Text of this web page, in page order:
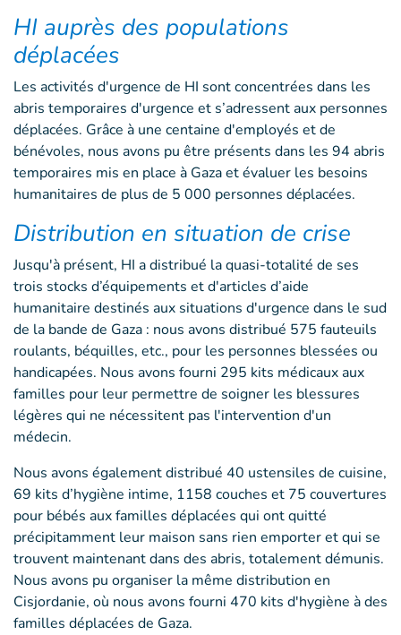
HI auprès des populations
déplacées
Les activités d'urgence de HI sont concentrées dans les
abris temporaires d'urgence et s’adressent aux personnes
déplacées. Grâce à une centaine d'employés et de
bénévoles, nous avons pu être présents dans les 94 abris
temporaires mis en place à Gaza et évaluer les besoins
humanitaires de plus de 5 000 personnes déplacées.
Distribution en situation de crise
Jusqu'à présent, HI a distribué la quasi-totalité de ses
trois stocks d’équipements et d'articles d’aide
humanitaire destinés aux situations d'urgence dans le sud
de la bande de Gaza : nous avons distribué 575 fauteuils
roulants, béquilles, etc., pour les personnes blessées ou
handicapées. Nous avons fourni 295 kits médicaux aux
familles pour leur permettre de soigner les blessures
légères qui ne nécessitent pas l'intervention d'un
médecin.
Nous avons également distribué 40 ustensiles de cuisine,
69 kits d’hygiène intime, 1158 couches et 75 couvertures
pour bébés aux familles déplacées qui ont quitté
précipitamment leur maison sans rien emporter et qui se
trouvent maintenant dans des abris, totalement démunis.
Nous avons pu organiser la même distribution en
Cisjordanie, où nous avons fourni 470 kits d'hygiène à des
familles déplacées de Gaza.